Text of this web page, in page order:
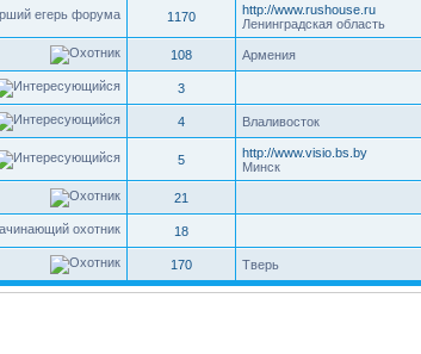
1170
http://www.rushouse.ru
Ленинградская область
108 Армения
3
4 Влаливосток
5
http://www.visio.bs.by
Минск
21
18
170 Тверь